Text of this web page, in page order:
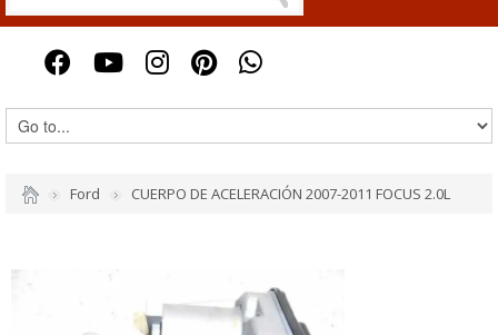
Ford CUERPO DE ACELERACIÓN 2007-2011 FOCUS 2.0L